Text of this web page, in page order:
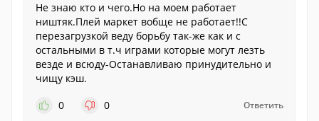
Не знаю кто и чего.Но на моем работает
ништяк.Плей маркет вобще не работает!!С
перезагрузкой веду борьбу так-же как и с
остальными в т.ч играми которые могут лезть
везде и всюду-Останавливаю принудительно и
чищу кэш.
0
0 Ответить